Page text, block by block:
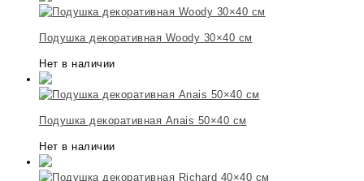
Подушка декоративная Woody 30×40 см
Нет в наличии
Подушка декоративная Anais 50×40 см
Нет в наличии